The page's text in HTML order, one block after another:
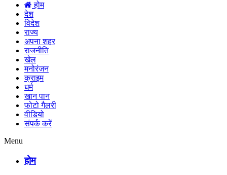
होम
देश
विदेश
राज्य
अपना शहर
राजनीति
खेल
मनोरंजन
क्राइम
धर्म
खान पान
फोटो गैलरी
वीडियो
संपर्क करें
Menu
होम